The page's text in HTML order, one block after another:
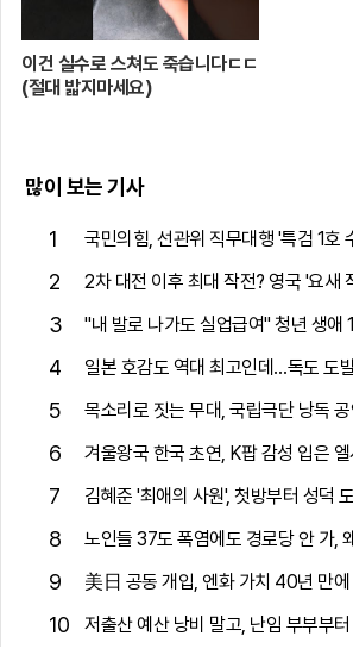
이건 실수로 스쳐도 죽습니다ㄷㄷ
(절대 밟지마세요)
많이 보는 기사
1 국민의힘, 선관위 직무대행 '특검 1호
2 2차 대전 이후 최대 작전? 영국 '요새
3 "내 발로 나가도 실업급여" 청년 생애
4 일본 호감도 역대 최고인데…독도 도
5 목소리로 짓는 무대, 국립극단 낭독
6 겨울왕국 한국 초연, K팝 감성 입은
7 김혜준 '최애의 사원', 첫방부터 성덕
8 노인들 37도 폭염에도 경로당 안 가,
9 美日 공동 개입, 엔화 가치 40년 만에
10 저출산 예산 낭비 말고, 난임 부부부